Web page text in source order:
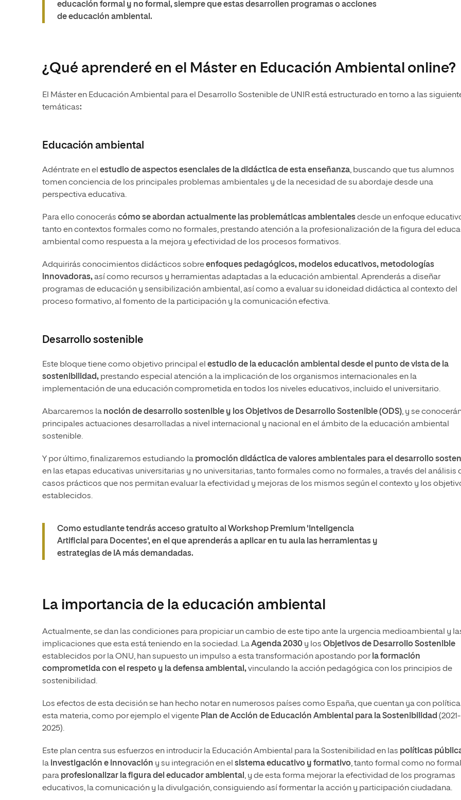
educación formal y no formal, siempre que estas desarrollen programas o acciones
de educación ambiental.
¿Qué aprenderé en el Máster en Educación Ambiental online?
El Máster en Educación Ambiental para el Desarrollo Sostenible de UNIR está estructurado en torno a las
temáticas:
Educación ambiental
Adéntrate en el estudio de aspectos esenciales de la didáctica de esta enseñanza, buscando que tus alumnos
tomen conciencia de los principales problemas ambientales y de la necesidad de su abordaje desde una
perspectiva educativa.
Para ello conocerás cómo se abordan actualmente las problemáticas ambientalesdesde un enfoque
tanto en contextos formales como no formales, prestando atención a la profesionalización de la figura del
ambiental como respuesta a la mejora y efectividad de los procesos formativos.
Adquirirás conocimientos didácticos sobreenfoques pedagógicos, modelos educativos, metodologías
innovadoras,así como recursos y herramientas adaptadas a la educación ambiental. Aprenderás a diseñar
programas de educación y sensibilización ambiental, así como a evaluar su idoneidad didáctica al contexto del
proceso formativo, al fomento de la participación y la comunicación efectiva.
Desarrollo sostenible
Este bloque tiene como objetivo principal el estudio de la educación ambiental desde el punto de vista de la
sostenibilidad, prestando especial atención a la implicación de los organismos internacionales en la
implementación de una educación comprometida en todos los niveles educativos, incluido el universitario.
Abarcaremos la noción de desarrollo sostenible y los Objetivos de Desarrollo Sostenible (ODS), y se
principales actuaciones desarrolladas a nivel internacional y nacional en el ámbito de la educación ambiental
sostenible.
Y por último, finalizaremos estudiando la promoción didáctica de valores ambientales para el desarrollo
en las etapas educativas universitarias y no universitarias, tanto formales como no formales, a través del análisis
casos prácticos que nos permitan evaluar la efectividad y mejoras de los mismos según el contexto y los
establecidos.
Como estudiante tendrás acceso gratuito al Workshop Premium 'Inteligencia
Artificial para Docentes', en el que aprenderás a aplicar en tu aula las herramientas y
estrategias de IA más demandadas.
La importancia de la educación ambiental
Actualmente, se dan las condiciones para propiciar un cambio de este tipo ante la urgencia medioambiental y
implicaciones que esta está teniendo en la sociedad. LaAgenda 2030 y los Objetivos de Desarrollo Sostenible
establecidos por la ONU, han supuesto un impulso a esta transformación apostando por la formación
comprometida con el respeto y la defensa ambiental,vinculando la acción pedagógica con los principios de
sostenibilidad.
Los efectos de esta decisión se han hecho notar en numerosos países como España, que cuentan ya con
esta materia, como por ejemplo el vigente Plan de Acción de Educación Ambiental para la Sostenibilidad (2021-
2025).
Este plan centra sus esfuerzos en introducir la Educación Ambiental para la Sostenibilidad en las políticas
la investigación e innovación y su integración en el sistema educativo y formativo, tanto formal como no
para profesionalizar la figura del educador ambiental , y de esta forma mejorar la efectividad de los programas
educativos, la comunicación y la divulgación, consiguiendo así formentar la acción y participación ciudadana.